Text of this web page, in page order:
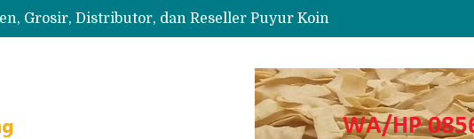
Grosir, Distributor, dan Reseller Puyur Koin
Mentah 1 Ball 5 kg
Terdekat Kualitas Unggul untuk Proyek Kecil hingga Besar